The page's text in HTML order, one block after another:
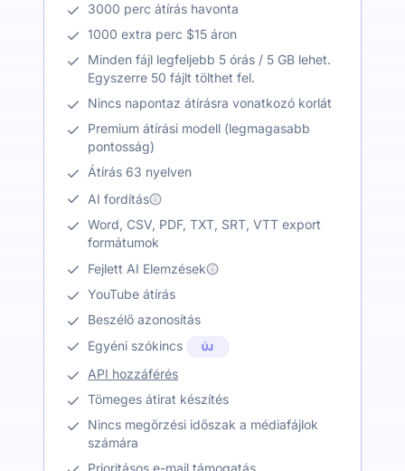
3000 perc átírás havonta
1000 extra perc $15 áron
Minden fájl legfeljebb 5 órás / 5 GB lehet.
Egyszerre 50 fájlt tölthet fel.
Nincs napontaz átírásra vonatkozó korlát
Premium átírási modell (legmagasabb
pontosság)
Átírás 63 nyelven
AI fordítás
Word, CSV, PDF, TXT, SRT, VTT export
formátumok
Fejlett AI Elemzések
YouTube átírás
Beszélő azonosítás
Egyéni szókincs
ÚJ
API hozzáférés
Tömeges átirat készítés
Nincs megőrzési időszak a médiafájlok
számára
Prioritásos e-mail támogatás